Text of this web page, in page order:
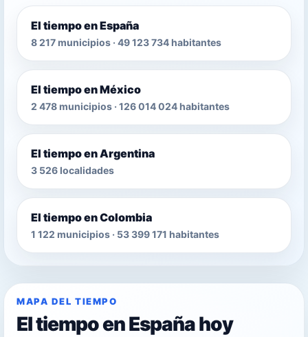
El tiempo en España
8 217 municipios · 49 123 734 habitantes
El tiempo en México
2 478 municipios · 126 014 024 habitantes
El tiempo en Argentina
3 526 localidades
El tiempo en Colombia
1 122 municipios · 53 399 171 habitantes
MAPA DEL TIEMPO
El tiempo en España hoy